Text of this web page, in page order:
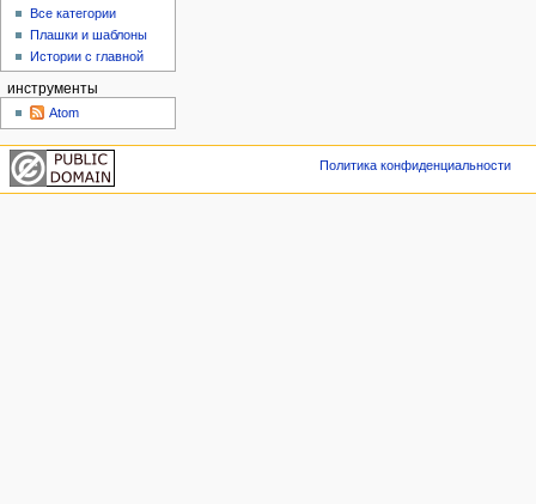
Все категории
Плашки и шаблоны
Истории с главной
инструменты
Atom
Политика конфиденциальности